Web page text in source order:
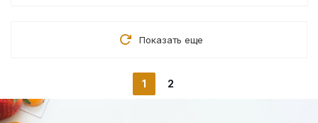
Показать еще
1 2